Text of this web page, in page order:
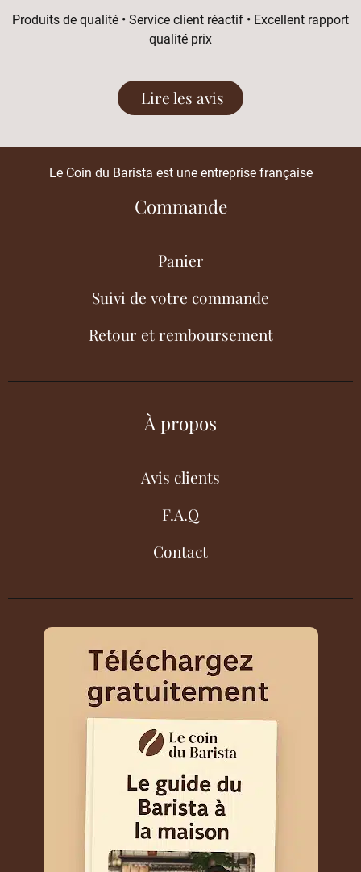
Produits de qualité • Service client réactif • Excellent rapport
qualité prix
Lire les avis
Le Coin du Barista est une entreprise française
Commande
Panier
Suivi de votre commande
Retour et remboursement
À propos
Avis clients
F.A.Q
Contact